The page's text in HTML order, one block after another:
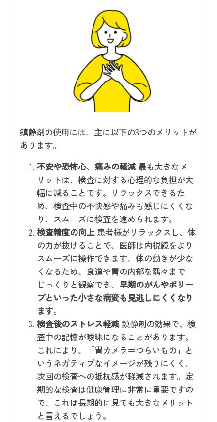
鎮静剤の使用には、主に以下の3つのメリットが
あります。
不安や恐怖心、痛みの軽減最も大きなメ
リットは、検査に対する心理的な負担が大
幅に減ることです。リラックスできるた
め、検査中の不快感や痛みも感じにくくな
り、スムーズに検査を進められます。
検査精度の向上患者様がリラックスし、体
の力が抜けることで、医師は内視鏡をより
スムーズに操作できます。体の動きが少な
くなるため、食道や胃の内部を隅々まで
じっくりと観察でき、 早期のがんやポリー
プといった小さな病変も見逃しにくくなり
ます。
検査後のストレス軽減鎮静剤の効果で、検
査中の記憶が曖昧になることがあります。
これにより、「胃カメラ＝つらいもの」と
いうネガティブなイメージが残りにくく、
次回の検査への抵抗感が軽減されます。定
期的な検査は健康管理に非常に重要ですの
で、これは長期的に見ても大きなメリット
と言えるでしょう。